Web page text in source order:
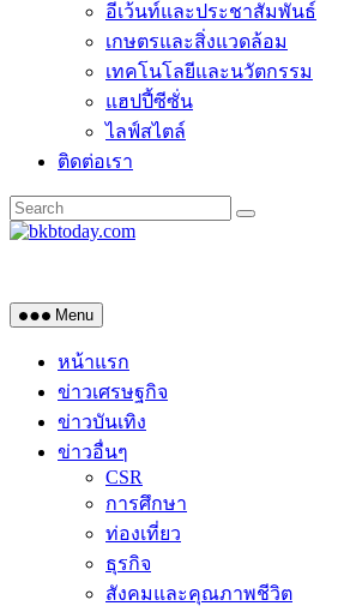
อีเว้นท์และประชาสัมพันธ์
เกษตรและสิ่งแวดล้อม
เทคโนโลยีและนวัตกรรม
แฮปปี้ซีซั่น
ไลฟ์สไตล์
ติดต่อเรา
Menu
หน้าแรก
ข่าวเศรษฐกิจ
ข่าวบันเทิง
ข่าวอื่นๆ
CSR
การศึกษา
ท่องเที่ยว
ธุรกิจ
สังคมและคุณภาพชีวิต